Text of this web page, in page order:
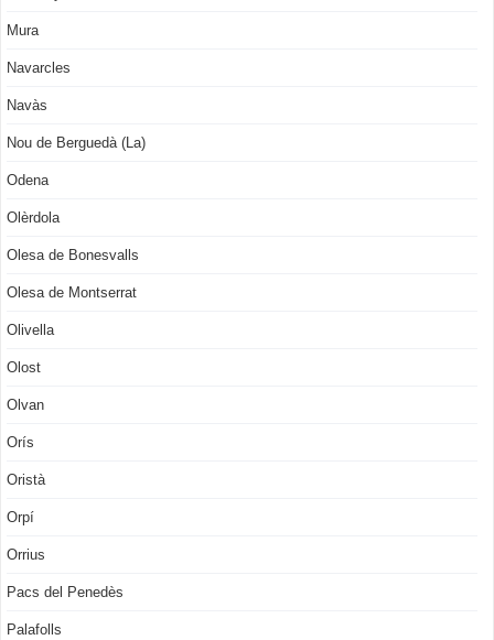
Mura
Navarcles
Navàs
Nou de Berguedà (La)
Odena
Olèrdola
Olesa de Bonesvalls
Olesa de Montserrat
Olivella
Olost
Olvan
Orís
Oristà
Orpí
Orrius
Pacs del Penedès
Palafolls